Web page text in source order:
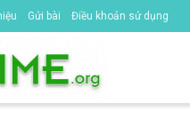
Gửi bài Điều khoản sử dụng